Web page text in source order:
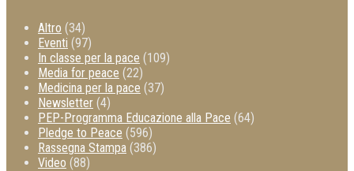
Altro (34)
Eventi (97)
In classe per la pace (109)
Media for peace (22)
Medicina per la pace (37)
Newsletter (4)
PEP-Programma Educazione alla Pace (64)
Pledge to Peace (596)
Rassegna Stampa (386)
Video (88)